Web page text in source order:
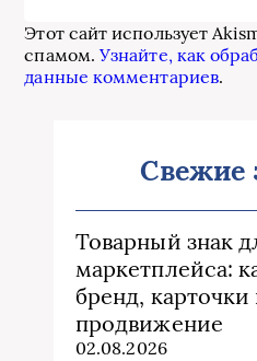
Этот сайт использует
спамом.Узнайте, как
данные комментариев.
Свежие
Товарный знак
маркетплейса:
бренд,
продвижение
02.08.2026